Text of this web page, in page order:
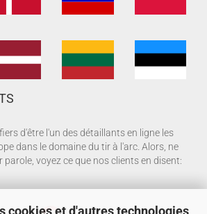
cookies et d'autres technologies
d'être l'un des détaillants en ligne les
dans le domaine du tir à l'arc. Alors, ne
parole, voyez ce que nos clients en disent: